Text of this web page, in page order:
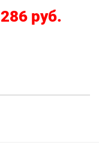
286 руб.